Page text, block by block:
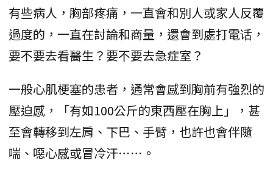
有些病人，胸部疼痛，一直會和別人或家人反覆
過度的，一直在討論和商量，還會到處打電话，
要不要去看醫生？要不要去急症室？
一般心肌梗塞的患者，通常會感到胸前有強烈的
壓迫感，「有如100公斤的東西壓在胸上」，甚
至會轉移到左肩、下巴、手臂，也許也會伴隨
喘、噁心感或冒冷汗⋯⋯。